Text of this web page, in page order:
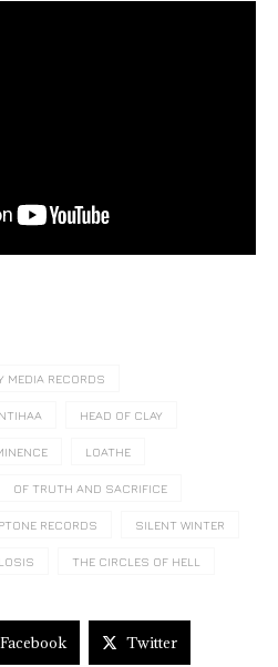
MEDIA RECORDS
HEAD OF CLAY
LOATHE
OF TRUTH AND SACRIFICE
RECORDS SILENT WINTER
THE CIRCLES OF HELL
Facebook Twitter